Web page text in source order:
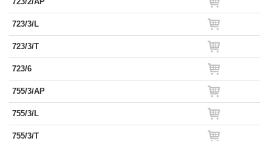
723/3/L
723/3/T
723/6
755/3/AP
755/3/L
755/3/T